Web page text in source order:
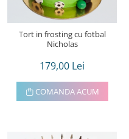
Tort in frosting cu fotbal
Nicholas
179,00 Lei
COMANDA ACUM